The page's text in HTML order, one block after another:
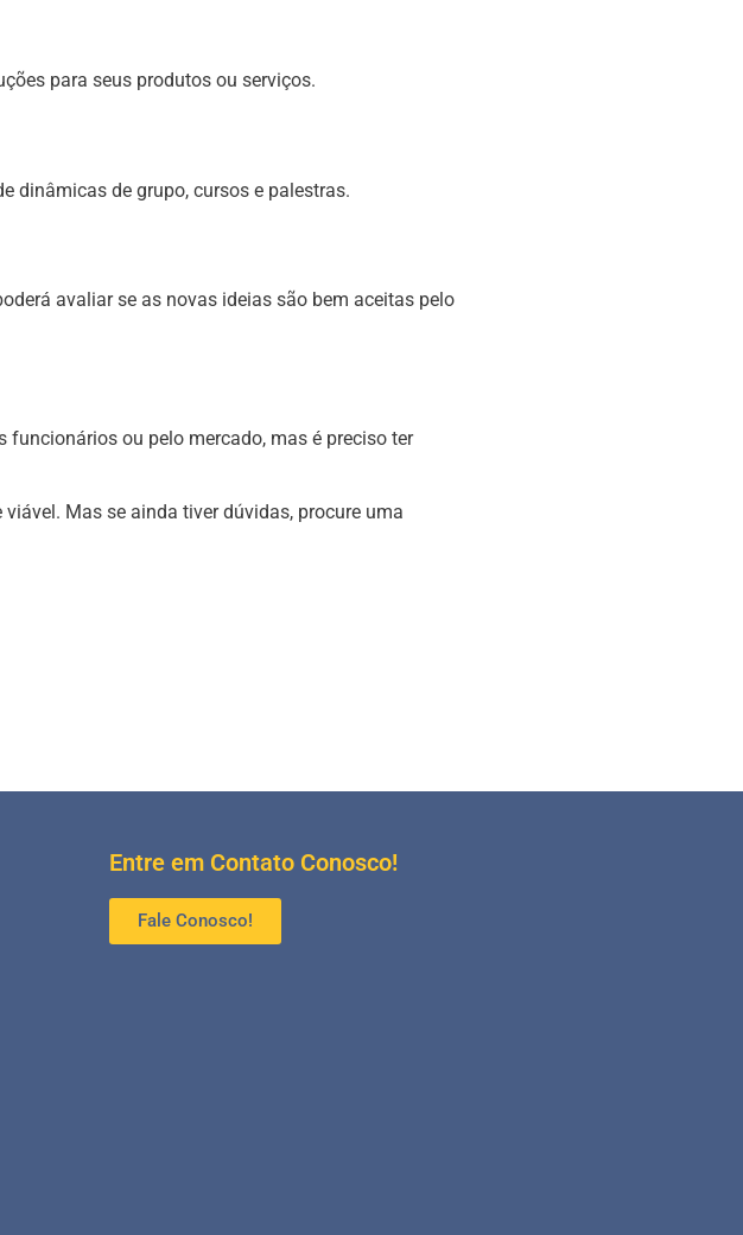
para seus produtos ou serviços.
dinâmicas de grupo, cursos e palestras.
avaliar se as novas ideias são bem aceitas pelo
ou pelo mercado, mas é preciso ter
Mas se ainda tiver dúvidas, procure uma
Entre em Contato Conosco!
Fale Conosco!